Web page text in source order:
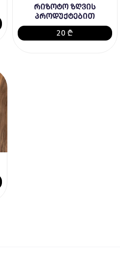
რიზოტო ზღვის
პროდუქტებით
20 ₾